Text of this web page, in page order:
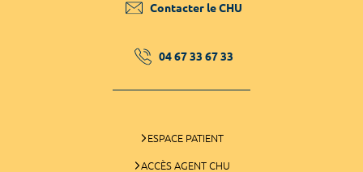
Contacter le CHU
04 67 33 67 33
ESPACE PATIENT
ACCÈS AGENT CHU